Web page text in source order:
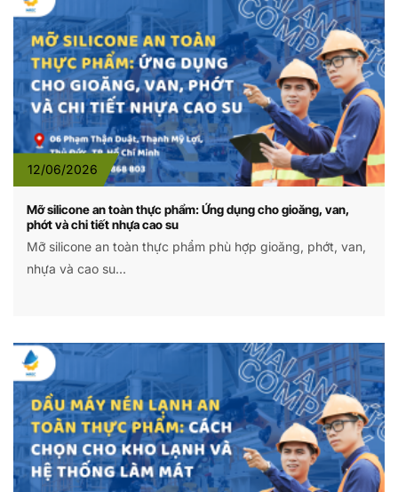
12/06/2026
Mỡ silicone an toàn thực phẩm: Ứng dụng cho gioăng, van,
phớt và chi tiết nhựa cao su
Mỡ silicone an toàn thực phẩm phù hợp gioăng, phớt, van,
nhựa và cao su...